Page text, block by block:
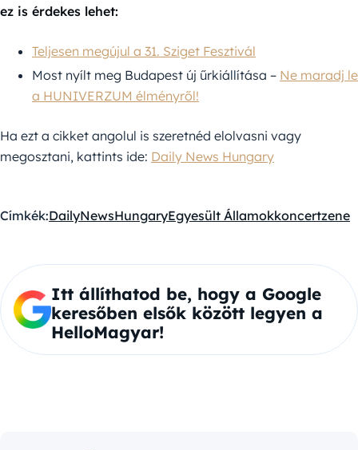
ez is érdekes lehet:
Teljesen megújul a 31. Sziget Fesztivál
Most nyílt meg Budapest új űrkiállítása – Ne maradj le
a HUNIVERZUM élményről!
Ha ezt a cikket angolul is szeretnéd elolvasni vagy
megosztani, kattints ide: Daily News Hungary
Címkék:DailyNewsHungaryEgyesült Államokkoncertzene
Itt állíthatod be, hogy a Google
keresőben elsők között legyen a
HelloMagyar!